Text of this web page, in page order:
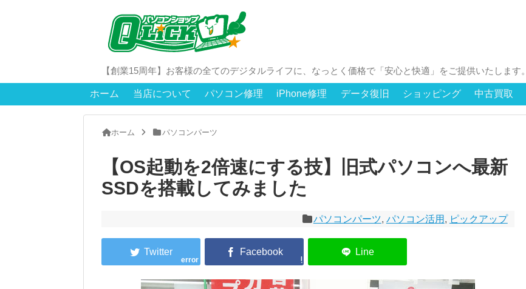
【創業15周年】お客様の全てのデジタルライフに、なっとく価格で「安心と快適」をご提供いたします。
ホーム 当店について パソコン修理 iPhone修理 データ復旧 ショッピング 中古買取
ホーム パソコンパーツ
【OS起動を2倍速にする技】旧式パソコンへ最新
SSDを搭載してみました
パソコンパーツ, パソコン活用 , ピックアップ
error